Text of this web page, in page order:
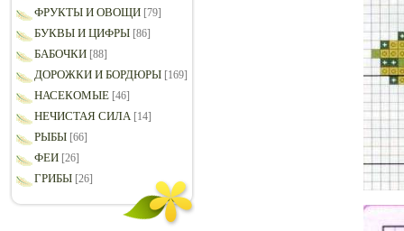
ФРУКТЫ И ОВОЩИ [79]
БУКВЫ И ЦИФРЫ [86]
БАБОЧКИ [88]
ДОРОЖКИ И БОРДЮРЫ [169]
НАСЕКОМЫЕ [46]
НЕЧИСТАЯ СИЛА [14]
РЫБЫ [66]
ФЕИ [26]
ГРИБЫ [26]